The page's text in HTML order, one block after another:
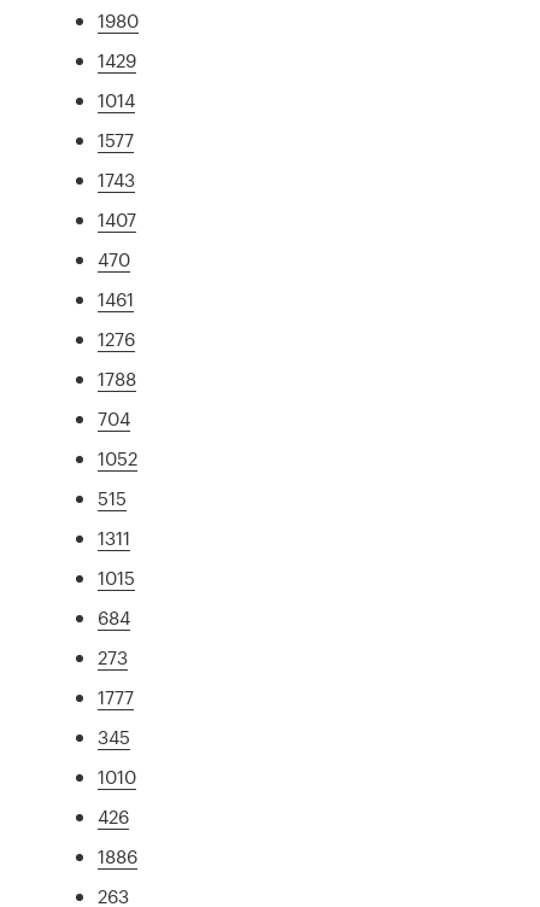
1980
1429
1014
1577
1743
1407
470
1461
1276
1788
704
1052
515
1311
1015
684
273
1777
345
1010
426
1886
263